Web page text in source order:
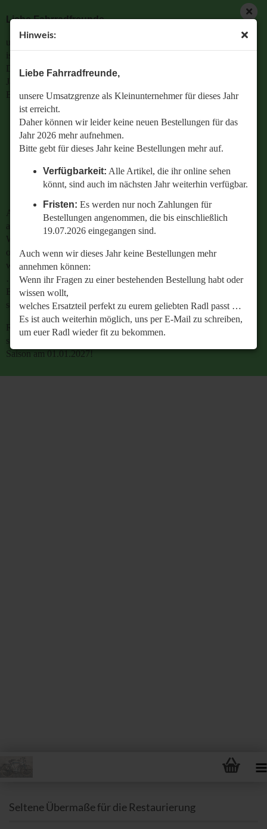
Hinweis:
Liebe Fahrradfreunde,
unsere Umsatzgrenze als Kleinunternehmer für dieses Jahr
ist erreicht.
Daher können wir leider keine neuen Bestellungen für das
Jahr 2026 mehr aufnehmen.
Bitte gebt für dieses Jahr keine Bestellungen mehr auf.
Verfügbarkeit: Alle Artikel, die ihr online sehen
könnt, sind auch im nächsten Jahr weiterhin verfügbar.
Fristen: Es werden nur noch Zahlungen für
Bestellungen angenommen, die bis einschließlich
19.07.2026 eingegangen sind.
Auch wenn wir dieses Jahr keine Bestellungen mehr
annehmen können:
Wenn ihr Fragen zu einer bestehenden Bestellung habt oder
wissen wollt,
welches Ersatzteil perfekt zu eurem geliebten Radl passt …
Es ist auch weiterhin möglich, uns per E-Mail zu schreiben,
um euer Radl wieder fit zu bekommen.
Retrobike wünscht euch eine gesunde Radlzeit und freut
Liebe Fahrradfreunde,
unsere Umsatzgrenze als Kleinunternehmer für dieses Jahr
ist erreicht.
Daher können wir leider keine neuen Bestellungen für das
Jahr 2026 mehr aufnehmen.
Bitte gebt für dieses Jahr keine Bestellungen mehr auf.
Verfügbarkeit: Alle Artikel, die ihr online sehen
könnt, sind auch im nächsten Jahr weiterhin
verfügbar.
Bestellungen angenommen, die bis einschließlich
19.07.2026 eingegangen sind.
Auch wenn wir dieses Jahr keine Bestellungen mehr
annehmen können:
Wenn ihr Fragen zu einer bestehenden Bestellung habt
oder wissen wollt,
welches Ersatzteil perfekt zu eurem geliebten Radl passt
…
Es ist auch weiterhin möglich, uns per E-Mail zu
schreiben, um euer Radl wieder fit zu bekommen.
Retrobike wünscht euch eine gesunde Radlzeit und freut
sich schon jetzt auf den gemeinsamen Start in die neue
Saison am 01.01.2027!
Seltene Übermaße für die Restaurierung